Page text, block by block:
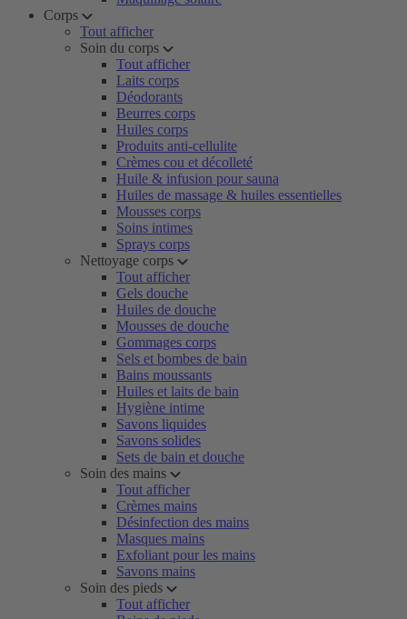
Corps
Tout afficher
Soin du corps
Tout afficher
Laits corps
Déodorants
Beurres corps
Huiles corps
Produits anti-cellulite
Crèmes cou et décolleté
Huile & infusion pour sauna
Huiles de massage & huiles essentielles
Mousses corps
Soins intimes
Sprays corps
Nettoyage corps
Tout afficher
Gels douche
Huiles de douche
Mousses de douche
Gommages corps
Sels et bombes de bain
Bains moussants
Huiles et laits de bain
Hygiène intime
Savons liquides
Savons solides
Sets de bain et douche
Soin des mains
Tout afficher
Crèmes mains
Désinfection des mains
Masques mains
Exfoliant pour les mains
Savons mains
Soin des pieds
Tout afficher